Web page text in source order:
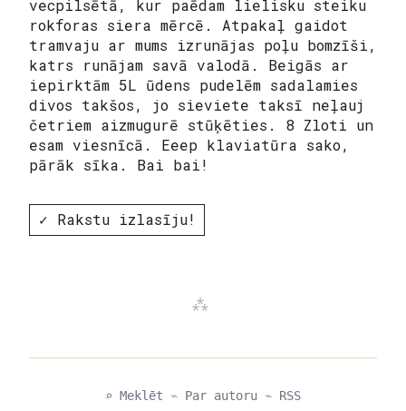
vecpilsētā, kur paēdam lielisku steiku
rokforas siera mērcē. Atpakaļ gaidot
tramvaju ar mums izrunājas poļu bomzīši,
katrs runājam savā valodā. Beigās ar
iepirktām 5L ūdens pudelēm sadalamies
divos takšos, jo sieviete taksī neļauj
četriem aizmugurē stūķēties. 8 Zloti un
esam viesnīcā. Eeep klaviatūra sako,
pārāk sīka. Bai bai!
✓ Rakstu izlasīju!
⌕ Meklēt ⌁ Par autoru ⌁ RSS